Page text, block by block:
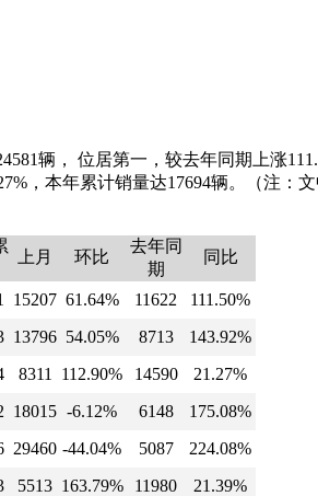
辆， 位居第一，较去年同期上涨
，本年累计销量达17694辆。（注：
上月 环比
去年同
期
同比
15207 61.64% 11622
111.50%
13796 54.05% 8713
143.92%
8311 112.90% 14590
21.27%
18015 -6.12% 6148
175.08%
29460 -44.04% 5087
224.08%
5513 163.79% 11980
21.39%